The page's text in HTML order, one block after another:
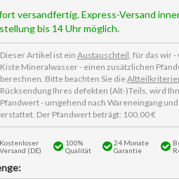
versandfertig. Express-Versand
bis 14 Uhr möglich.
Dieser Artikel ist ein Austauschteil, für das wir
Kiste Mineralwasser - einen zusätzlichen
berechnen. Bitte beachten Sie die
Rücksendung Ihres defekten (Alt-)Teils, wird
Pfandwert - umgehend nach Wareneingang
erstattet. Der Pfandwert beträgt: 100,00 €
Kostenloser
Versand (DE)
100%
Qualität
24 Monate
Garantie